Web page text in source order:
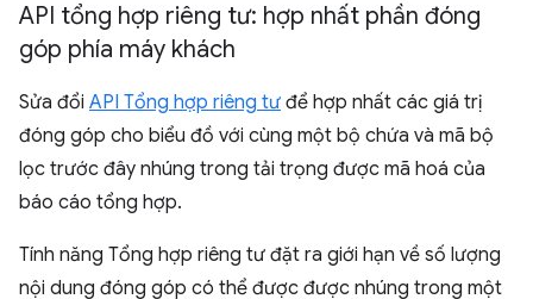
API tổng hợp riêng tư: hợp nhất phần đóng
góp phía máy khách
Sửa đổi API Tổng hợp riêng tư để hợp nhất các giá trị
đóng góp cho biểu đồ với cùng một bộ chứa và mã bộ
lọc trước đây nhúng trong tải trọng được mã hoá của
báo cáo tổng hợp.
Tính năng Tổng hợp riêng tư đặt ra giới hạn về số lượng
nội dung đóng góp có thể được được nhúng trong một